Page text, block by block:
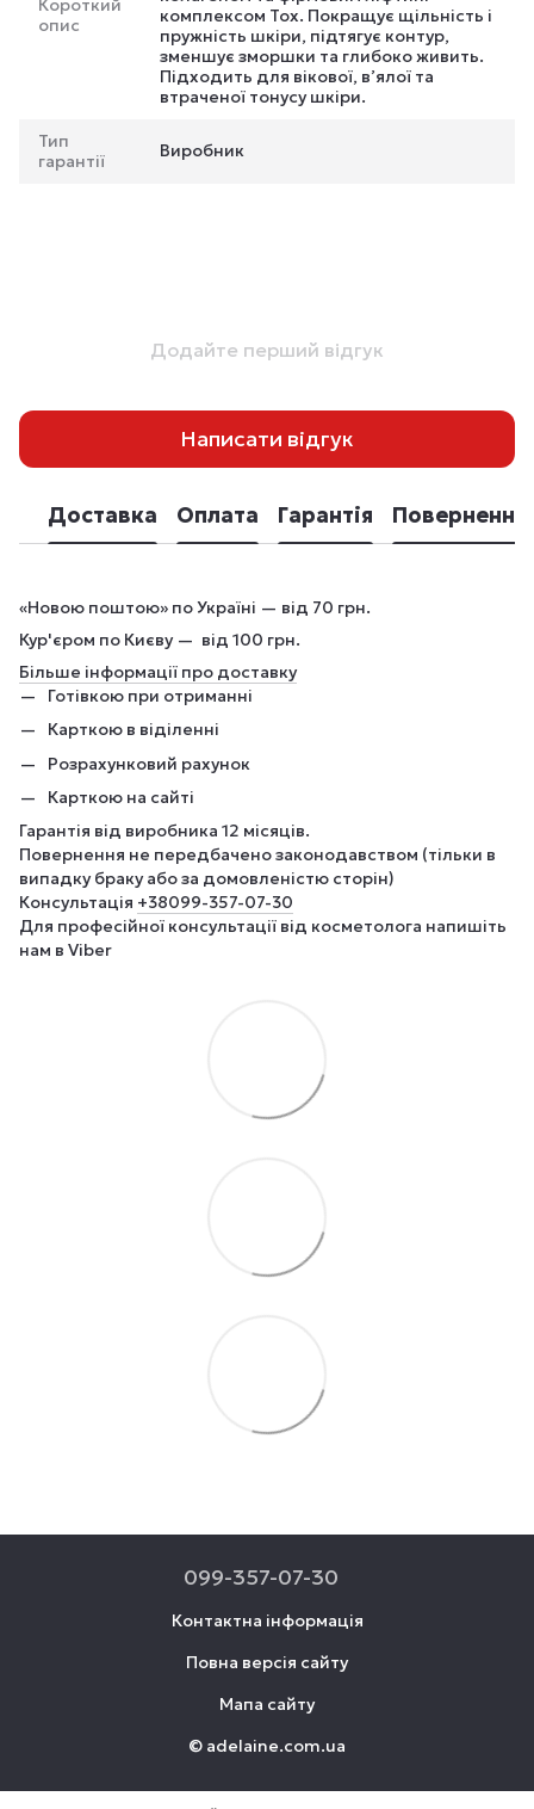
Короткий
опис
комплексом Tox. Покращує щільність і
пружність шкіри, підтягує контур,
зменшує зморшки та глибоко живить.
Підходить для вікової, в’ялої та
втраченої тонусу шкіри.
Тип
гарантії
Виробник
Додайте перший відгук
Написати відгук
Доставка Оплата Гарантія Повернення
«Новою поштою» по Україні — від 70 грн.
Кур'єром по Києву — від 100 грн.
Більше інформації про доставку
Готівкою при отриманні
Карткою в віділенні
Розрахунковий рахунок
Карткою на сайті
Гарантія від виробника 12 місяців.
Повернення не передбачено законодавством (тільки в
випадку браку або за домовленістю сторін)
Консультація +38099-357-07-30
Для професійної консультації від косметолога напишіть
нам в Viber
099-357-07-30
Контактна інформація
Повна версія сайту
Мапа сайту
© adelaine.com.ua